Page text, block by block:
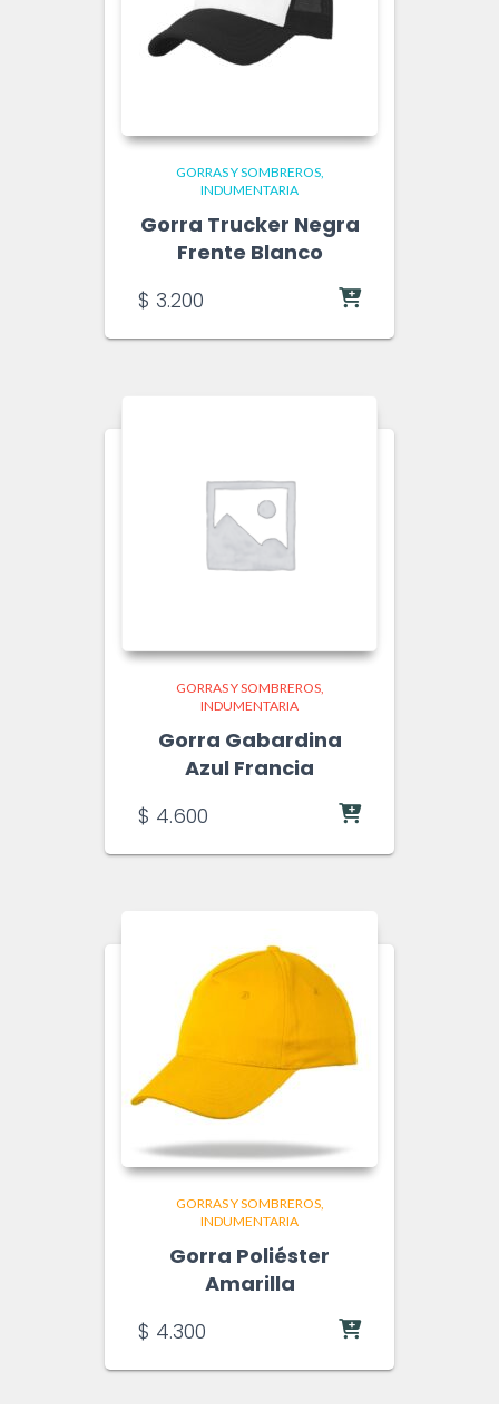
GORRAS Y SOMBREROS
INDUMENTARIA
Gorra Trucker Negra
Frente Blanco
$ 3.200
GORRAS Y SOMBREROS
INDUMENTARIA
Gorra Gabardina
Azul Francia
$ 4.600
GORRAS Y SOMBREROS
INDUMENTARIA
Gorra Poliéster
Amarilla
$ 4.300